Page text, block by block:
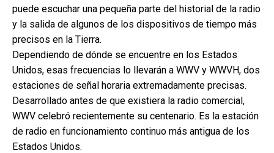
puede escuchar una pequeña parte del historial de la radio
y la salida de algunos de los dispositivos de tiempo más
precisos en la Tierra.
Dependiendo de dónde se encuentre en los Estados
Unidos, esas frecuencias lo llevarán a WWV y WWVH, dos
estaciones de señal horaria extremadamente precisas.
Desarrollado antes de que existiera la radio comercial,
WWV celebró recientemente su centenario. Es la estación
de radio en funcionamiento continuo más antigua de los
Estados Unidos.